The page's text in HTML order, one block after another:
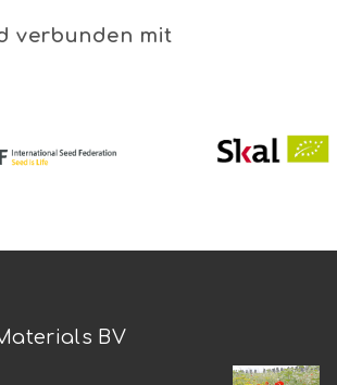
verbunden mit
BV